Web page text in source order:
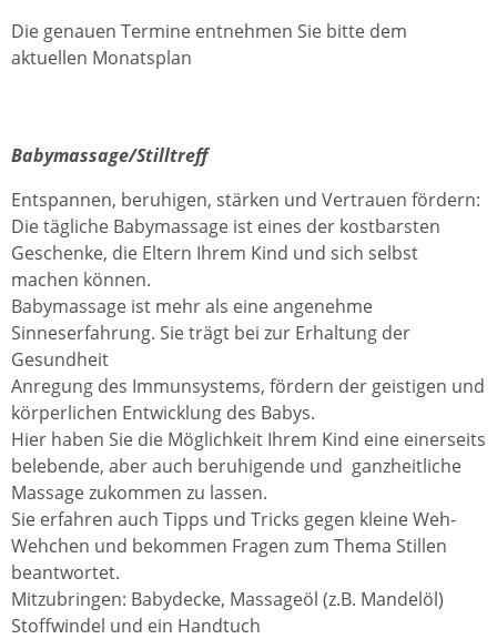
Die genauen Termine entnehmen Sie bitte dem
aktuellen Monatsplan
Babymassage/Stilltreff
Entspannen, beruhigen, stärken und Vertrauen fördern:
Die tägliche Babymassage ist eines der kostbarsten
Geschenke, die Eltern Ihrem Kind und sich selbst
machen können.
Babymassage ist mehr als eine angenehme
Sinneserfahrung. Sie trägt bei zur Erhaltung der
Gesundheit
Anregung des Immunsystems, fördern der geistigen und
körperlichen Entwicklung des Babys.
Hier haben Sie die Möglichkeit Ihrem Kind eine einerseits
belebende, aber auch beruhigende und ganzheitliche
Massage zukommen zu lassen.
Sie erfahren auch Tipps und Tricks gegen kleine Weh-
Wehchen und bekommen Fragen zum Thema Stillen
beantwortet.
Mitzubringen: Babydecke, Massageöl (z.B. Mandelöl)
Stoffwindel und ein Handtuch